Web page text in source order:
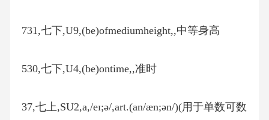
731,七下,U9,(be)ofmediumheight,,中等身高
530,七下,U4,(be)ontime,,准时
37,七上,SU2,a,/eɪ;ə/,art.(an/æn;ən/)(用于单数可数